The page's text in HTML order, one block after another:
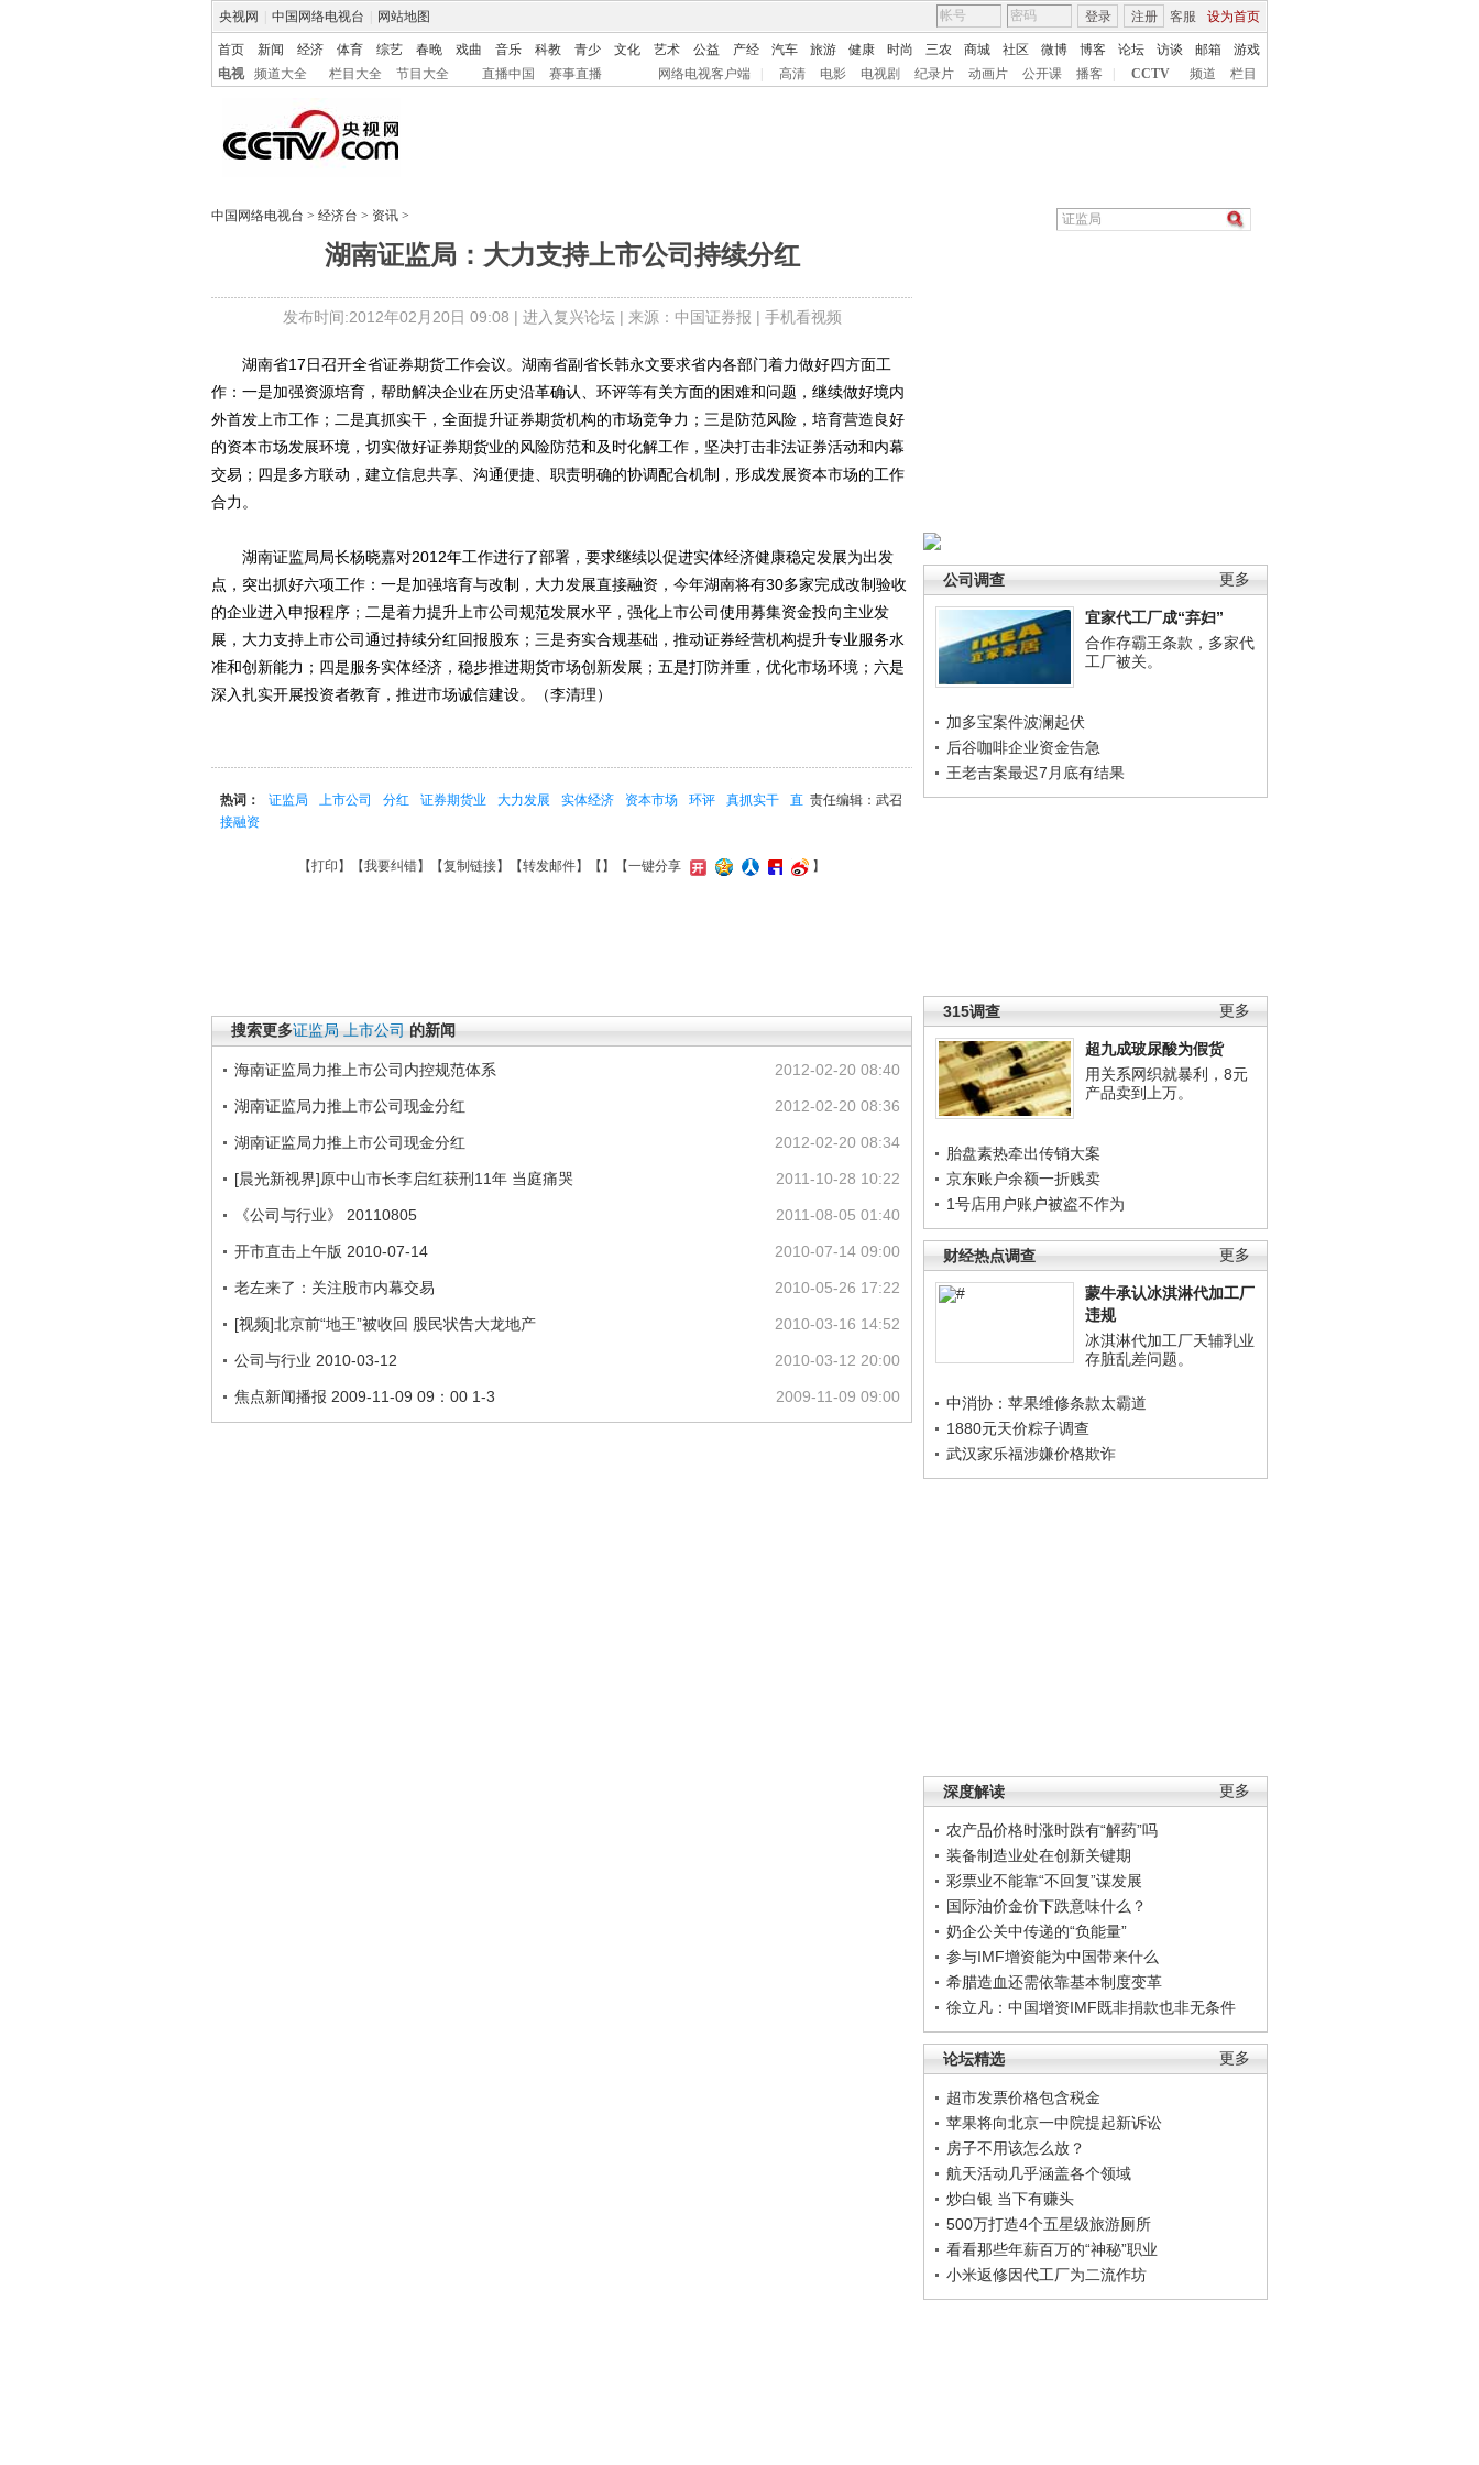
央视网 中国网络电视台 网站地图 客服 设为首页
登录 注册
首页 新闻 经济 体育 综艺 春晚 戏曲 音乐 科教 青少 文化 艺术 公益 产经 汽车 旅游 健康 时尚 三农 商城 社区 微博 博客 论坛 访谈 邮箱
游戏
电视
频道大全 栏目大全 节目大全 直播中国 赛事直播 网络电视客户端 高清 电影 电视剧 纪录片 动画片 公开课 播客 CCTV 频道 栏目
中国网络电视台 > 经济台 > 资讯 >
湖南证监局：大力支持上市公司持续分红
发布时间:2012年02月20日 09:08 | 进入复兴论坛| 来源：中国证券报 | 手机看视频
更多
公司调查
宜家代工厂成“弃妇”
合作存霸王条款，多家代
工厂被关。
加多宝案件波澜起伏
后谷咖啡企业资金告急
王老吉案最迟7月底有结果
更多
315调查
超九成玻尿酸为假货
用关系网织就暴利，8元
产品卖到上万。
胎盘素热牵出传销大案
京东账户余额一折贱卖
1号店用户账户被盗不作为
更多
财经热点调查
蒙牛承认冰淇淋代加工厂
违规
冰淇淋代加工厂天辅乳业
存脏乱差问题。
中消协：苹果维修条款太霸道
1880元天价粽子调查
武汉家乐福涉嫌价格欺诈
更多
深度解读
农产品价格时涨时跌有“解药”吗
装备制造业处在创新关键期
彩票业不能靠“不回复”谋发展
国际油价金价下跌意味什么？
奶企公关中传递的“负能量”
参与IMF增资能为中国带来什么
希腊造血还需依靠基本制度变革
徐立凡：中国增资IMF既非捐款也非无条件
更多
论坛精选
超市发票价格包含税金
苹果将向北京一中院提起新诉讼
房子不用该怎么放？
航天活动几乎涵盖各个领域
炒白银 当下有赚头
500万打造4个五星级旅游厕所
看看那些年薪百万的“神秘”职业
小米返修因代工厂为二流作坊
湖南省17日召开全省证券期货工作会议。湖南省副省长韩永文要求省内各部门着力做好四方面工
作：一是加强资源培育，帮助解决企业在历史沿革确认、环评等有关方面的困难和问题，继续做好境内
外首发上市工作；二是真抓实干，全面提升证券期货机构的市场竞争力；三是防范风险，培育营造良好
的资本市场发展环境，切实做好证券期货业的风险防范和及时化解工作，坚决打击非法证券活动和内幕
交易；四是多方联动，建立信息共享、沟通便捷、职责明确的协调配合机制，形成发展资本市场的工作
合力。
湖南证监局局长杨晓嘉对2012年工作进行了部署，要求继续以促进实体经济健康稳定发展为出发
点，突出抓好六项工作：一是加强培育与改制，大力发展直接融资，今年湖南将有30多家完成改制验收
的企业进入申报程序；二是着力提升上市公司规范发展水平，强化上市公司使用募集资金投向主业发
展，大力支持上市公司通过持续分红回报股东；三是夯实合规基础，推动证券经营机构提升专业服务水
准和创新能力；四是服务实体经济，稳步推进期货市场创新发展；五是打防并重，优化市场环境；六是
深入扎实开展投资者教育，推进市场诚信建设。（李清理）
责任编辑：武召
热词： 证监局 上市公司 分红 证券期货业 大力发展 实体经济 资本市场 环评 真抓实干
直
接融资
【打印 】【我要纠错】【复制链接】【转发邮件】【 】 【一键分享 】
搜索更多证监局 上市公司 的新闻
2012-02-20 08:40
海南证监局力推上市公司内控规范体系
2012-02-20 08:36
湖南证监局力推上市公司现金分红
2012-02-20 08:34
湖南证监局力推上市公司现金分红
2011-10-28 10:22
[晨光新视界]原中山市长李启红获刑11年 当庭痛哭
2011-08-05 01:40
《公司与行业》 20110805
2010-07-14 09:00
开市直击上午版 2010-07-14
2010-05-26 17:22
老左来了：关注股市内幕交易
2010-03-16 14:52
[视频]北京前“地王”被收回 股民状告大龙地产
2010-03-12 20:00
公司与行业 2010-03-12
2009-11-09 09:00
焦点新闻播报 2009-11-09 09：00 1-3